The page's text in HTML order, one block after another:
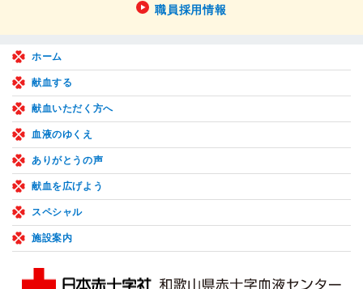
職員採用情報
ホーム
献血する
献血いただく方へ
血液のゆくえ
ありがとうの声
献血を広げよう
スペシャル
施設案内